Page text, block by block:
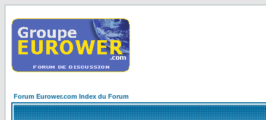
Forum Eurower.com Index du Forum